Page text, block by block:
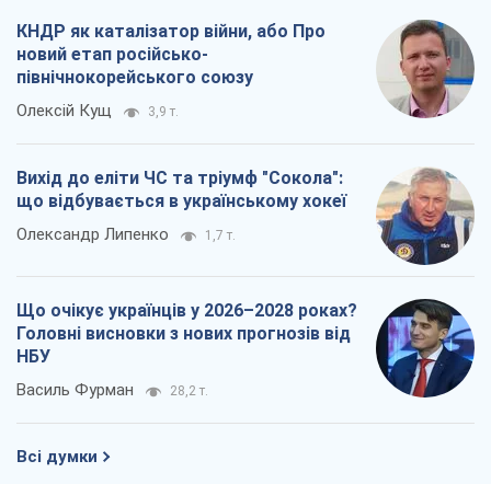
КНДР як каталізатор війни, або Про
новий етап російсько-
північнокорейського союзу
Олексій Кущ 3,9 т.
Вихід до еліти ЧС та тріумф "Сокола":
що відбувається в українському хокеї
Олександр Липенко 1,7 т.
Що очікує українців у 2026–2028 роках?
Головні висновки з нових прогнозів від
НБУ
Василь Фурман 28,2 т.
Всі думки